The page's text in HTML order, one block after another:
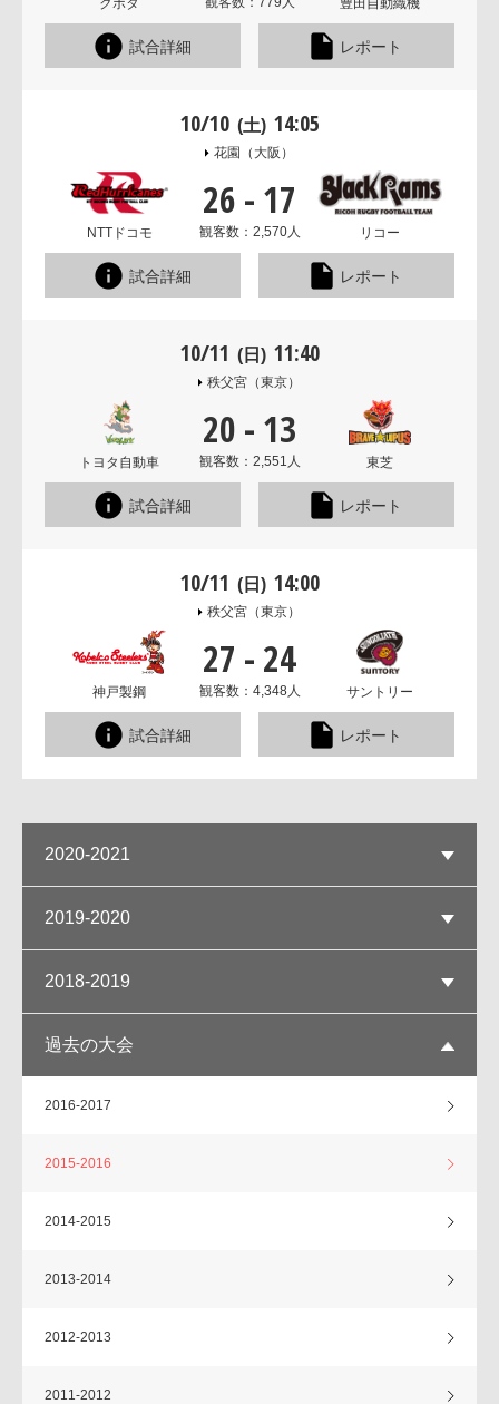
クボタ 豊田自動織機
試合詳細 レポート
10/10 (土) 14:05
花園 （大阪）
NTTドコモ
26 - 17
観客数：2,570人 リコー
試合詳細 レポート
10/11 (日) 11:40
秩父宮 （東京）
トヨタ自動車
20 - 13
観客数：2,551人 東芝
試合詳細 レポート
10/11 (日) 14:00
秩父宮 （東京）
神戸製鋼
27 - 24
観客数：4,348人 サントリー
試合詳細 レポート
2020-2021
2019-2020
2018-2019
過去の大会
2016-2017
2015-2016
2014-2015
2013-2014
2012-2013
2011-2012